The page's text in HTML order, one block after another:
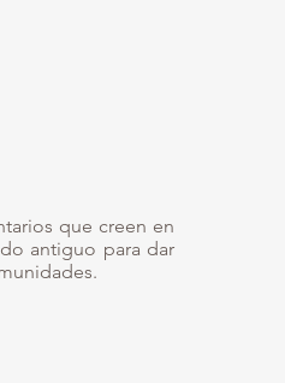
que creen en
antiguo para dar